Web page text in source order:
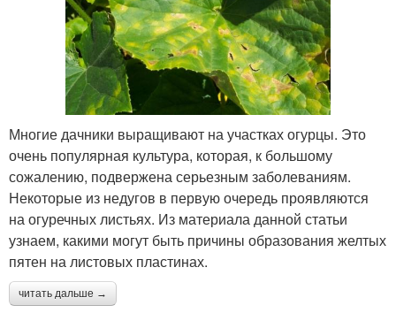
Многие дачники выращивают на участках огурцы. Это
очень популярная культура, которая, к большому
сожалению, подвержена серьезным заболеваниям.
Некоторые из недугов в первую очередь проявляются
на огуречных листьях. Из материала данной статьи
узнаем, какими могут быть причины образования желтых
пятен на листовых пластинах.
читать дальше →